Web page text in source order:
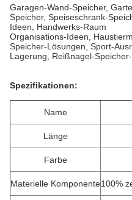
Garagen-Wand-Speicher,
Speicher, Speiseschrank-
Ideen, Handwerks-Raum
Organisations-Ideen,
Speicher-Lösungen, Sport-
Lagerung, Reißnagel-
Spezifikationen:
Name
Länge
Farbe
Materielle Komponente100%